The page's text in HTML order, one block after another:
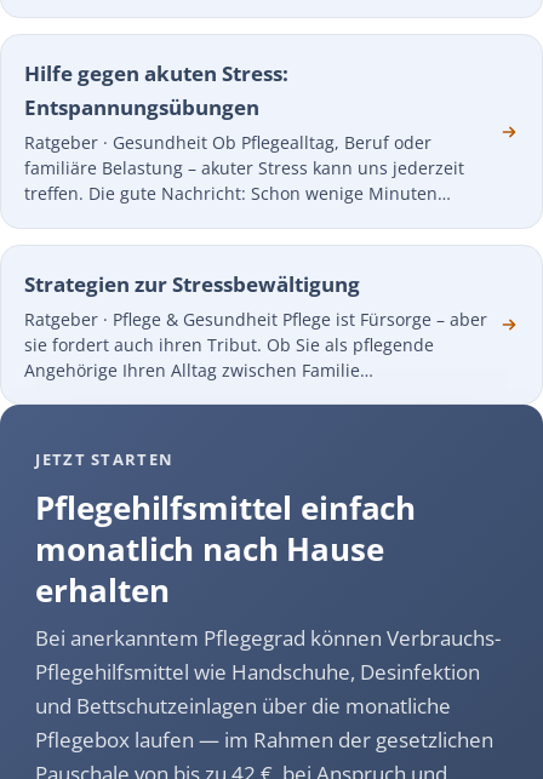
Hilfe gegen akuten Stress:
Entspannungsübungen
Ratgeber · Gesundheit Ob Pflegealltag, Beruf oder
familiäre Belastung – akuter Stress kann uns jederzeit
treffen. Die gute Nachricht: Schon wenige Minuten…
Strategien zur Stressbewältigung
Ratgeber · Pflege & Gesundheit Pflege ist Fürsorge – aber
sie fordert auch ihren Tribut. Ob Sie als pflegende
Angehörige Ihren Alltag zwischen Familie…
JETZT STARTEN
Pflegehilfsmittel einfach
monatlich nach Hause
erhalten
Bei anerkanntem Pflegegrad können Verbrauchs-
Pflegehilfsmittel wie Handschuhe, Desinfektion
und Bettschutzeinlagen über die monatliche
Pflegebox laufen — im Rahmen der gesetzlichen